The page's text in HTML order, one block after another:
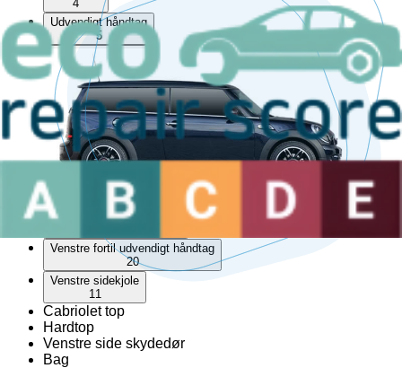
4
Udvendigt håndtag
5
Venstre bagtil lås
2
Venstre bagtil skærm liste
19
Venstre bagtil udvendigt håndtag
2
Venstre foran trekantet rude
1
Venstre fortil lås
Venstre fortil skærm liste
Venstre fortil udvendigt håndtag
20
Venstre sidekjole
11
Cabriolet top
Hardtop
Venstre side skydedør
Bag